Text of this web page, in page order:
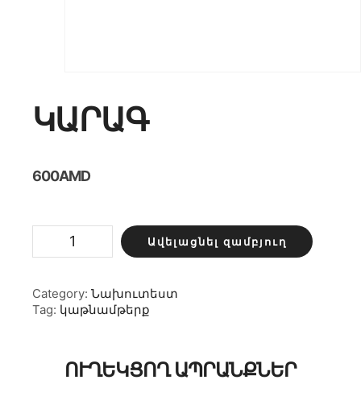
ԿԱՐԱԳ
600AMD
քանակ
Ավելացնել զամբյուղ
Category: Նախուտեստ
Tag: կաթնամթերք
ՈՒՂԵԿՑՈՂ ԱՊՐԱՆՔՆԵՐ